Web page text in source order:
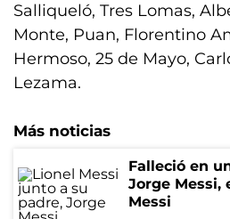
Salliqueló, Tres Lomas,
Monte, Puan, Florentino
Hermoso, 25 de Mayo,
Lezama.
Más noticias
Falleció en
Jorge Messi,
Messi